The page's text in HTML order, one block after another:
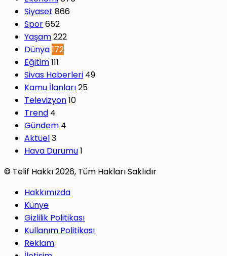
Siyaset 866
Spor652
Yaşam222
Dünya172
Eğitim111
Sivas Haberleri 49
Kamu İlanları25
Televizyon10
Trend 4
Gündem 4
Aktüel3
Hava Durumu1
© Telif Hakkı 2026, Tüm Hakları Saklıdır
Hakkımızda
Künye
Gizlilik Politikası
Kullanım Politikası
Reklam